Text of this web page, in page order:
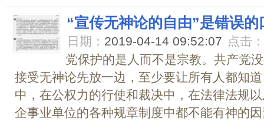
“宣传无神论的自由”是错误的
日期： 2019-04-14 09:52:07 点击：
党保护的是人而不是宗教。共产党
接受无神论先放一边，至少要让所有人都知
中，在公权力的行使和裁决中，在法律法规
企事业单位的各种规章制度中都不能有神的